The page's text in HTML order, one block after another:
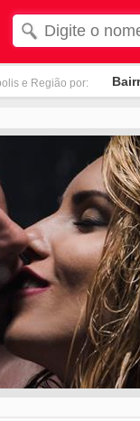
e Região por: